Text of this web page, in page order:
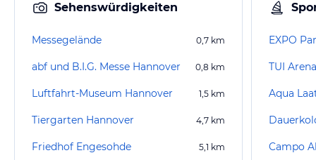
Sehenswürdigkeiten
Messegelände 0,7 km
abf und B.I.G. Messe Hannover 0,8 km
Luftfahrt-Museum Hannover 1,5 km
Tiergarten Hannover 4,7 km
Friedhof Engesohde 5,1 km
EXPO
TUI Arena
Aqua
Campo